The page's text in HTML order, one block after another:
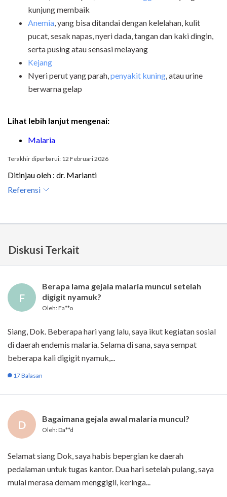
kunjung membaik
Anemia, yang bisa ditandai dengan kelelahan, kulit
pucat, sesak napas, nyeri dada, tangan dan kaki dingin,
serta pusing atau sensasi melayang
Kejang
Nyeri perut yang parah,penyakit kuning, atau urine
berwarna gelap
Lihat lebih lanjut mengenai:
Malaria
Terakhir diperbarui: 12 Februari 2026